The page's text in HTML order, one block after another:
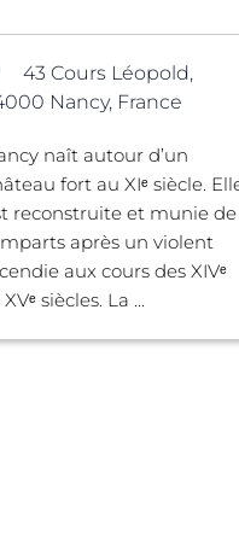
43 Cours Léopold,
Nancy, France
naît autour d’un
fort au XIᵉ siècle.
reconstruite et munie de
après un violent
aux cours des XIVᵉ
siècles. La ...